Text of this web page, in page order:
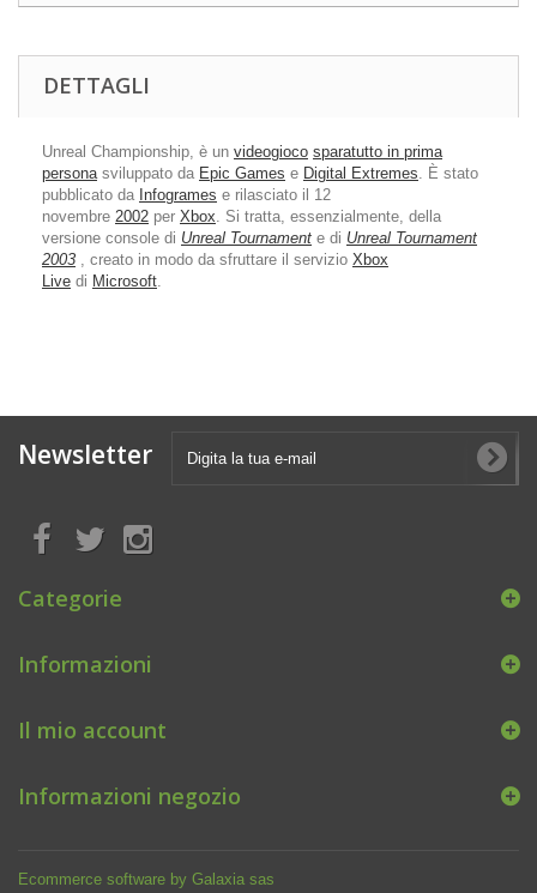
DETTAGLI
Unreal Championship, è un videogioco sparatutto in prima
personasviluppato da Epic Games e Digital Extremes. È stato
pubblicato da Infogrames e rilasciato il 12
novembre 2002 per Xbox. Si tratta, essenzialmente, della
versione console di Unreal Tournament e di Unreal Tournament
2003 , creato in modo da sfruttare il servizio Xbox
Live di Microsoft.
Newsletter
Categorie
Informazioni
Ecommerce software by Galaxia sas
Il mio account
Informazioni negozio